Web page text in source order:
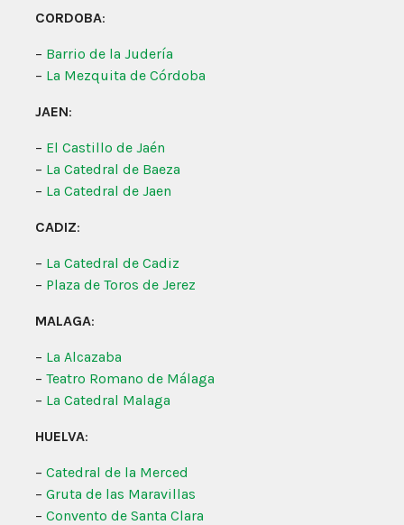
CORDOBA:
– Barrio de la Judería
– La Mezquita de Córdoba
JAEN:
– El Castillo de Jaén
– La Catedral de Baeza
– La Catedral de Jaen
CADIZ:
– La Catedral de Cadiz
– Plaza de Toros de Jerez
MALAGA:
– La Alcazaba
– Teatro Romano de Málaga
– La Catedral Malaga
HUELVA:
– Catedral de la Merced
– Gruta de las Maravillas
– Convento de Santa Clara